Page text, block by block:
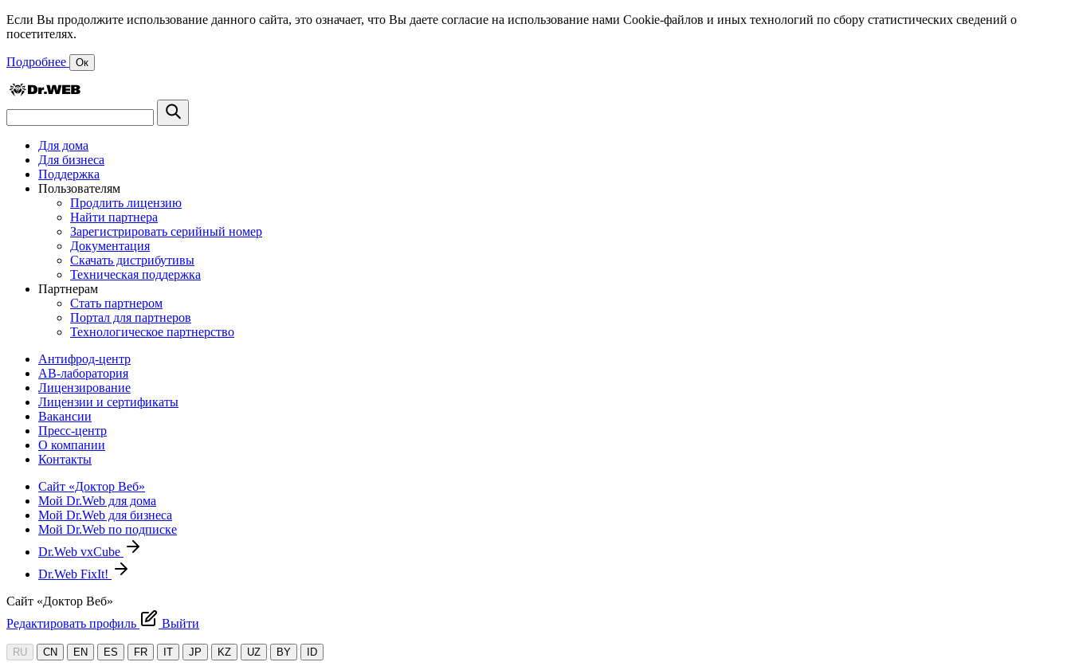
Если Вы продолжите использование данного сайта, это означает, что Вы даете согласие на использование нами Cookie-файлов и иных технологий по сбору статистических сведений о
посетителях.
Подробнее Ок
Для дома
Для бизнеса
Поддержка
Пользователям
Продлить лицензию
Найти партнера
Зарегистрировать серийный номер
Документация
Скачать дистрибутивы
Техническая поддержка
Партнерам
Стать партнером
Портал для партнеров
Технологическое партнерство
Антифрод-центр
АВ-лаборатория
Лицензирование
Лицензии и сертификаты
Вакансии
Пресс-центр
О компании
Контакты
Сайт «Доктор Веб»
Мой Dr.Web для дома
Мой Dr.Web для бизнеса
Мой Dr.Web по подписке
Dr.Web vxCube
Dr.Web FixIt!
Сайт «Доктор Веб»
Редактировать профиль
Выйти
RU CN EN ES FR IT JP KZ UZ BY ID